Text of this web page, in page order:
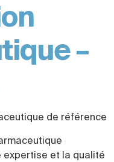
–
de référence
expertise et la qualité